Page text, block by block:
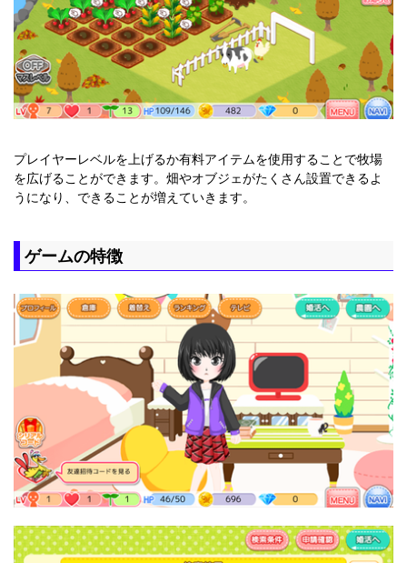
プレイヤーレベルを上げるか有料アイテムを使用することで牧場
を広げることができます。畑やオブジェがたくさん設置できるよ
うになり、できることが増えていきます。
ゲームの特徴